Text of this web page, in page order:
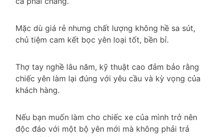
Mặc dù giá rẻ nhưng chất lượng không hề sa sút,
chủ tiệm cam kết bọc yên loại tốt, bền bỉ.
Thợ tay nghề lâu năm, kỹ thuật cao đảm bảo rằng
chiếc yên làm lại đúng với yêu cầu và kỳ vọng của
khách hàng.
Nếu bạn muốn làm cho chiếc xe của mình trở nên
độc đáo với một bộ yên mới mà không phải trả